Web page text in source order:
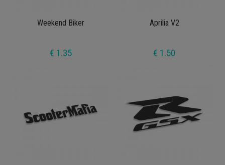
Weekend Biker
€ 1.35
Aprilia V2
€ 1.50